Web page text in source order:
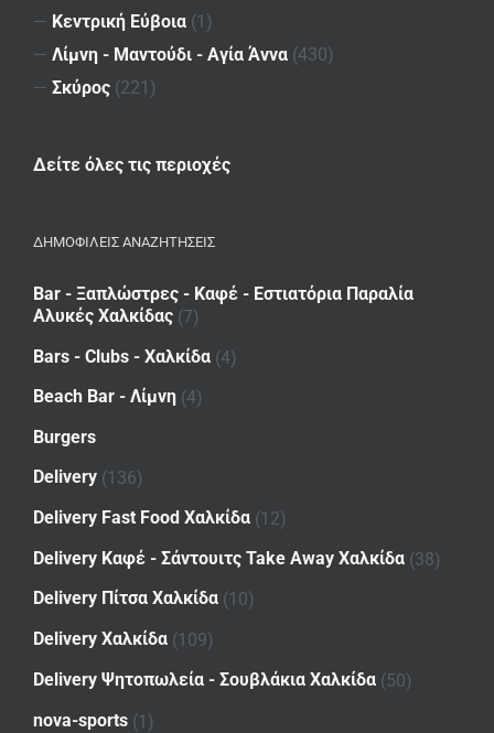
— Κεντρική Εύβοια (1)
— Λίμνη - Μαντούδι - Αγία Άννα (430)
— Σκύρος (221)
Δείτε όλες τις περιοχές
ΔΗΜΟΦΙΛΕΙΣ ΑΝΑΖΗΤΗΣΕΙΣ
Bar - Ξαπλώστρες - Καφέ - Εστιατόρια Παραλία
Αλυκές Χαλκίδας (7)
Bars - Clubs - Χαλκίδα (4)
Beach Bar - Λίμνη (4)
Burgers
Delivery (136)
Delivery Fast Food Χαλκίδα (12)
Delivery Καφέ - Σάντουιτς Take Away Χαλκίδα (38)
Delivery Πίτσα Χαλκίδα (10)
Delivery Χαλκίδα (109)
Delivery Ψητοπωλεία - Σουβλάκια Χαλκίδα (50)
nova-sports (1)